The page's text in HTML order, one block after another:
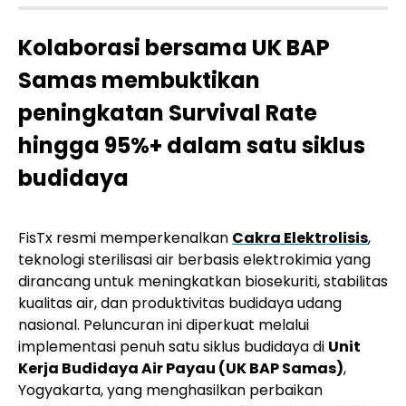
Kolaborasi bersama UK BAP
Samas membuktikan
peningkatan Survival Rate
hingga 95%+ dalam satu siklus
budidaya
FisTx resmi memperkenalkan Cakra Elektrolisis,
teknologi sterilisasi air berbasis elektrokimia yang
dirancang untuk meningkatkan biosekuriti, stabilitas
kualitas air, dan produktivitas budidaya udang
nasional. Peluncuran ini diperkuat melalui
implementasi penuh satu siklus budidaya di Unit
Kerja Budidaya Air Payau (UK BAP Samas),
Yogyakarta, yang menghasilkan perbaikan